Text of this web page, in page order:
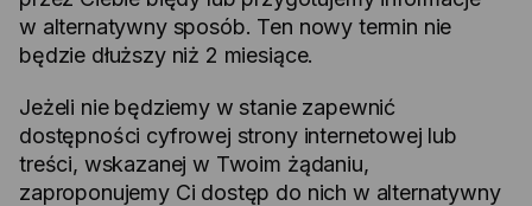
w alternatywny sposób. Ten nowy termin nie
będzie dłuższy niż 2 miesiące.
Jeżeli nie będziemy w stanie zapewnić
dostępności cyfrowej strony internetowej lub
treści, wskazanej w Twoim żądaniu,
zaproponujemy Ci dostęp do nich w alternatywny